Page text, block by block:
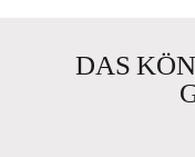
DAS